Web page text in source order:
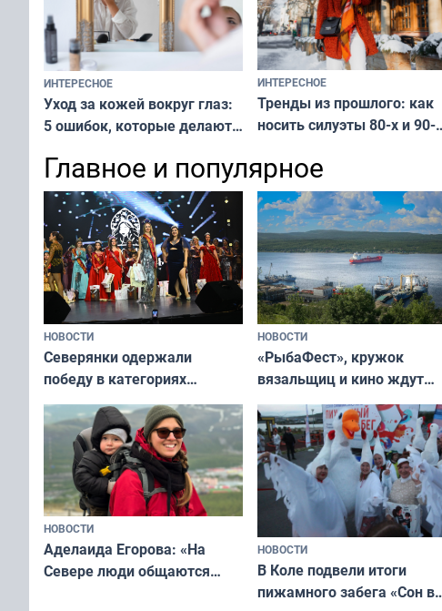
ИНТЕРЕСНОЕ
Уход за кожей вокруг глаз:
5 ошибок, которые делают
и вернуть свежий взгляд
без дорогих средств
ИНТЕРЕСНОЕ
Тренды из прошлого: как
носить силуэты 80-х и 90-
современно и стильно без
переплат
Главное и популярное
НОВОСТИ
Северянки одержали
победу в категориях
всероссийского конкурса
«Мисс и Миссис Великая
Русь»
НОВОСТИ
«РыбаФест», кружок
вязальщиц и кино ждут
мурманчан в эти
НОВОСТИ
Аделаида Егорова: «На
Севере люди общаются
НОВОСТИ
В Коле подвели итоги
пижамного забега «Сон в